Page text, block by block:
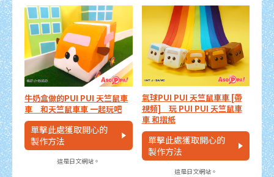
牛奶盒做的PUI PUI 天竺鼠車
車 和天竺鼠車車 一起玩吧
單擊此處獲取開心的
製作方法
這是日文網站。
氣球PUI PUI 天竺鼠車車 [帶
視頻] 玩 PUI PUI 天竺鼠車
車 和摺紙
單擊此處獲取開心的
製作方法
這是日文網站。